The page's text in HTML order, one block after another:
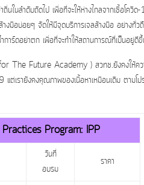
ะจำถิ่นในลำดับถัดไป เพื่อที่จะให้ห่างไกลจาก
มือบ่อยๆ จัดให้มีจุดบริการเจลล้างมือ อย่าง
ร์ดอย่าตก เพื่อที่จะทำให้สถานการณ์ที่เป็นอยู่ดีขึ้
Future Academy ) สวทช.ยังคงให้คว
แต่เรายังคงคุณภาพของเนื้อหาเหมือนเดิม ตามโ
Practices Program: IPP
วันที่
อบรม
ราคา